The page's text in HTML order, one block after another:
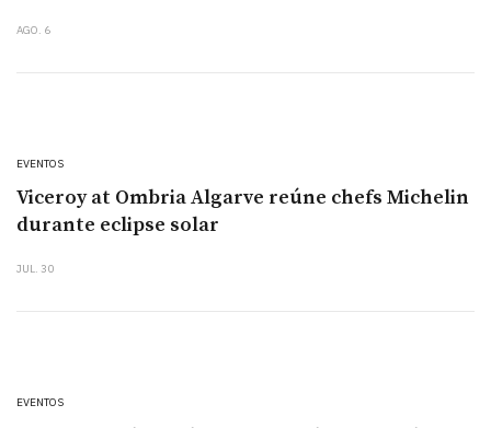
AGO. 6
EVENTOS
Viceroy at Ombria Algarve reúne chefs Michelin
durante eclipse solar
JUL. 30
EVENTOS